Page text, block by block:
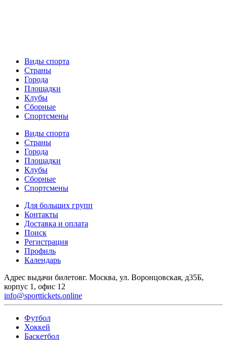
Виды спорта
Страны
Города
Площадки
Клубы
Сборные
Спортсмены
Виды спорта
Страны
Города
Площадки
Клубы
Сборные
Спортсмены
Для больших групп
Контакты
Доставка и оплата
Поиск
Регистрация
Профиль
Календарь
Адрес выдачи билетовг. Москва, ул. Воронцовская, д35Б,
корпус 1, офис 12
info@sporttickets.online
Футбол
Хоккей
Баскетбол